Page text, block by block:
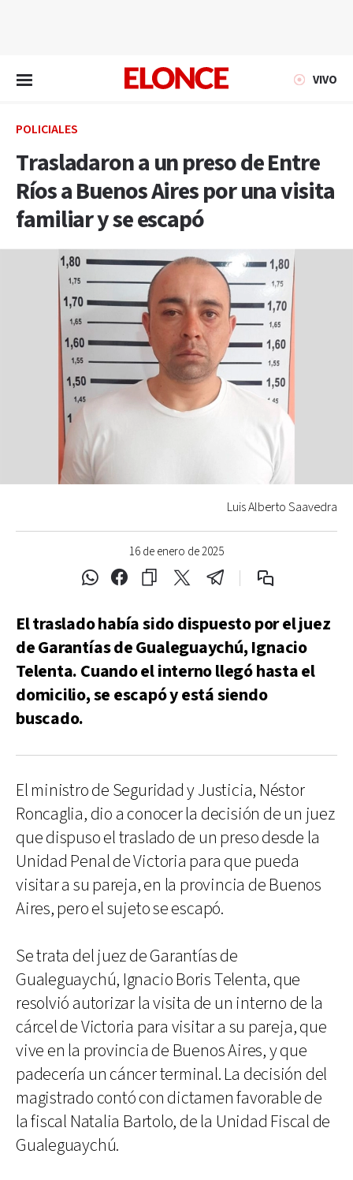
VIVO
POLICIALES
Trasladaron a un preso de Entre
Ríos a Buenos Aires por una visita
familiar y se escapó
16 de enero de 2025
Luis Alberto Saavedra
El traslado había sido dispuesto por el juez
de Garantías de Gualeguaychú, Ignacio
Telenta. Cuando el interno llegó hasta el
domicilio, se escapó y está siendo
buscado.
El ministro de Seguridad y Justicia, Néstor
Roncaglia, dio a conocer la decisión de un juez
que dispuso el traslado de un preso desde la
Unidad Penal de Victoria para que pueda
visitar a su pareja, en la provincia de Buenos
Aires, pero el sujeto se escapó.
Se trata del juez de Garantías de
Gualeguaychú, Ignacio Boris Telenta, que
resolvió autorizar la visita de un interno de la
cárcel de Victoria para visitar a su pareja, que
vive en la provincia de Buenos Aires, y que
padecería un cáncer terminal. La decisión del
magistrado contó con dictamen favorable de
la fiscal Natalia Bartolo, de la Unidad Fiscal de
Gualeguaychú.